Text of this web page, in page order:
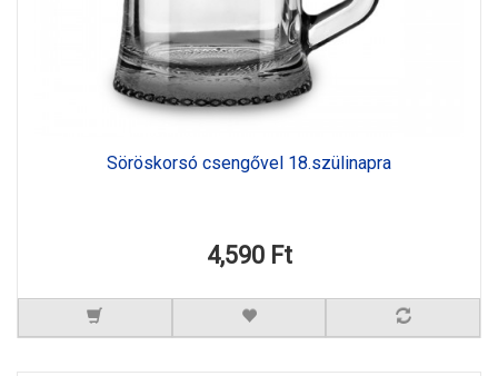
Söröskorsó csengővel 18.szülinapra
4,590 Ft